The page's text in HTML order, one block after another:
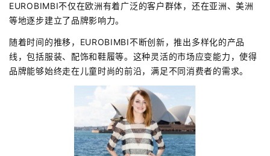
EUROBIMBI不仅在欧洲有着广泛的客户群体，还在亚洲、美洲
等地逐步建立了品牌影响力。
随着时间的推移，EUROBIMBI不断创新，推出多样化的产品
线，包括服装、配饰和鞋履等。这种灵活的市场应变能力，使得
品牌能够始终走在儿童时尚的前沿，满足不同消费者的需求。